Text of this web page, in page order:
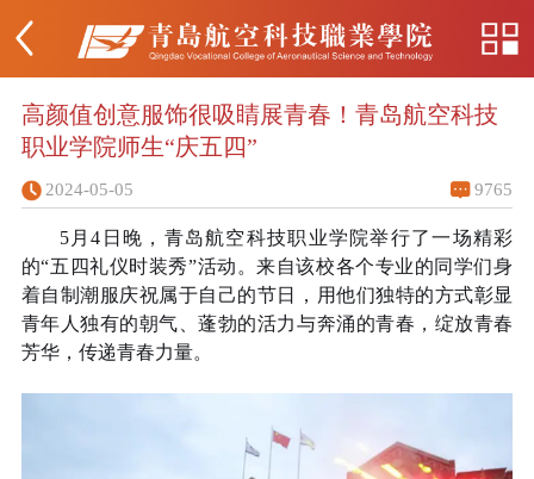
高颜值创意服饰很吸睛展青春！青岛航空科技
职业学院师生“庆五四”
2024-05-05 9765
5月4日晚，青岛航空科技职业学院举行了一场精彩
的“五四礼仪时装秀”活动。来自该校各个专业的同学们身
着自制潮服庆祝属于自己的节日，用他们独特的方式彰显
青年人独有的朝气、蓬勃的活力与奔涌的青春，绽放青春
芳华，传递青春力量。